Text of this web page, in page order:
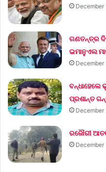
December
ଗଣତନ୍ତ୍ର
ଇମାନୁଏଲ
December
ବନ୍ଧାହେଲେ
ପ୍ରଶାନ୍ତ
December
ରଜୌରୀ
December